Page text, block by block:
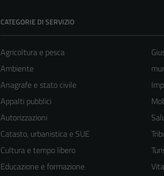
CATEGORIE DI SERVIZIO
Agricoltura e pesca
Ambiente
Anagrafe e stato civile
Appalti pubblici
Autorizzazioni
Catasto, urbanistica e SUE
Cultura e tempo libero
Educazione e formazione